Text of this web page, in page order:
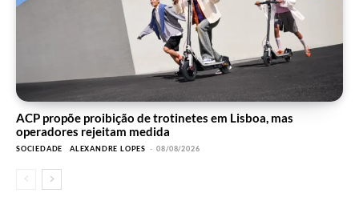
ACP propõe proibição de trotinetes em Lisboa, mas
operadores rejeitam medida
SOCIEDADE ALEXANDRE LOPES - 08/08/2026